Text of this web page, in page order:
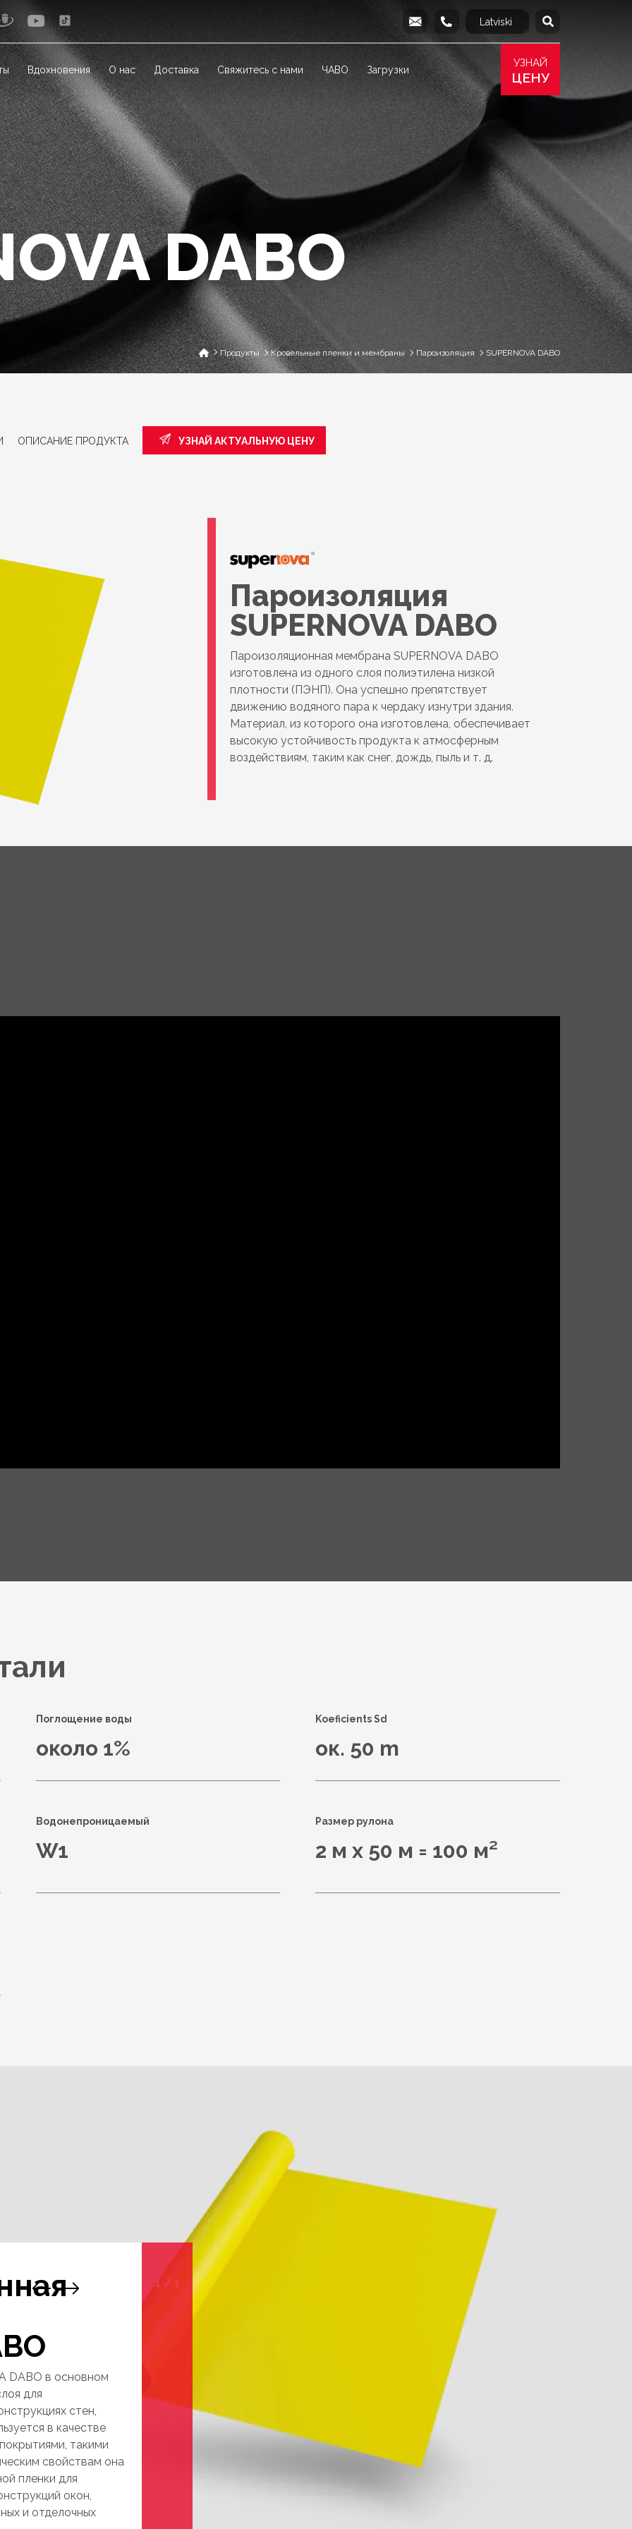
info@produs.lv
277 03 577 277 68 177
Latviski English
Вдохновения О нас Доставка Свяжитесь с нами ЧАВО Загрузки
УЗНАЙ
ЦЕНУ
DABO
Продукты Кровельные пленки и мембраны Пароизоляция SUPERNOVA DABO
ОПИСАНИЕ ПРОДУКТА УЗНАЙ АКТУАЛЬНУЮ ЦЕНУ
Пароизоляция
SUPERNOVA DABO
Пароизоляционная мембрана SUPERNOVA DABO
изготовлена из одного слоя полиэтилена низкой
плотности (ПЭНП). Она успешно препятствует
движению водяного пара к чердаку изнутри здания.
Материал, из которого она изготовлена, обеспечивает
высокую устойчивость продукта к атмосферным
воздействиям, таким как снег, дождь, пыль и т. д.
Поглощение воды
около 1%
Koeficients Sd
ок. 50 m
Водонепроницаемый
W1
Размер рулона
2 м x 50 м = 100 м²
DABO в основном
для
стен,
в качестве
такими
свойствам она
пленки для
окон,
и отделочных
1 / 1